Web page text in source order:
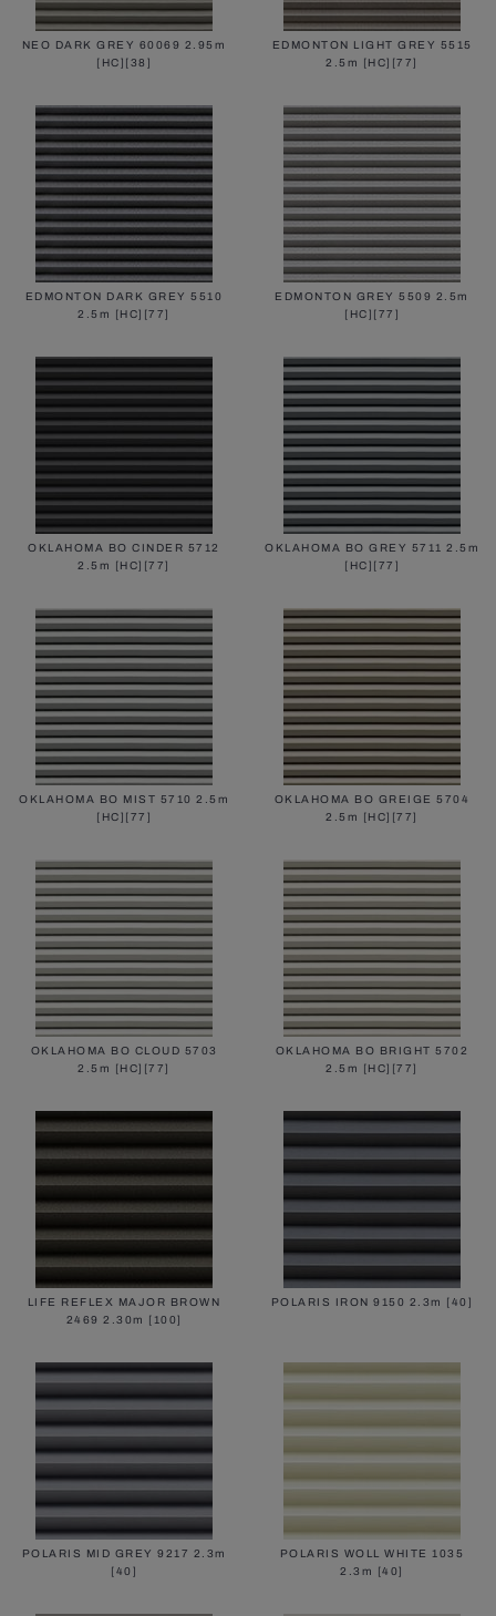
NEO DARK GREY 60069 2.95m
[HC][38]
EDMONTON LIGHT GREY 5515
2.5m [HC][77]
EDMONTON DARK GREY 5510
2.5m [HC][77]
EDMONTON GREY 5509 2.5m
[HC][77]
OKLAHOMA BO CINDER 5712
2.5m [HC][77]
OKLAHOMA BO GREY 5711 2.5m
[HC][77]
OKLAHOMA BO MIST 5710 2.5m
[HC][77]
OKLAHOMA BO GREIGE 5704
2.5m [HC][77]
OKLAHOMA BO CLOUD 5703
2.5m [HC][77]
OKLAHOMA BO BRIGHT 5702
2.5m [HC][77]
LIFE REFLEX MAJOR BROWN
2469 2.30m [100]
POLARIS IRON 9150 2.3m [40]
POLARIS MID GREY 9217 2.3m
[40]
POLARIS WOLL WHITE 1035
2.3m [40]